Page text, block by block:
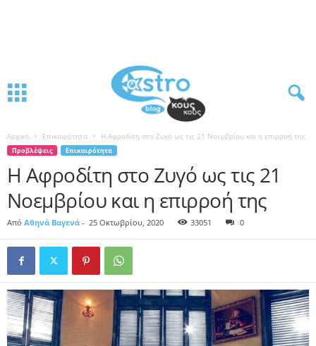
Αρχική Επικαιρότητα Η Αφροδίτη στο Ζυγό ως τις 21 Νοεμβρίου και η επιρροή της
Προβλέψεις Επικαιρότητα
Η Αφροδίτη στο Ζυγό ως τις 21
Νοεμβρίου και η επιρροή της
Από Αθηνά Βαγενά - 25 Οκτωβρίου, 2020 33051 0